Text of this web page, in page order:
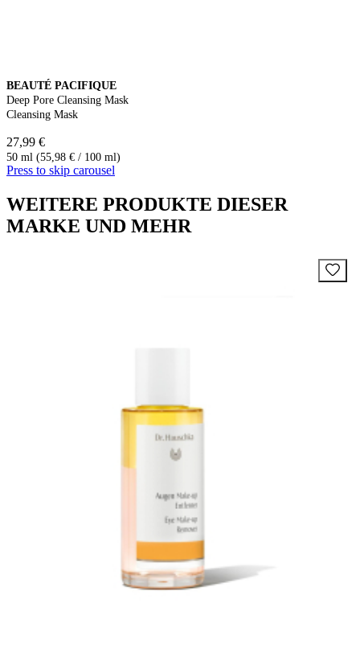
BEAUTÉ PACIFIQUE
Deep Pore Cleansing Mask
Cleansing Mask
27,99 €
50 ml (55,98 € / 100 ml)
Press to skip carousel
WEITERE PRODUKTE DIESER
MARKE UND MEHR